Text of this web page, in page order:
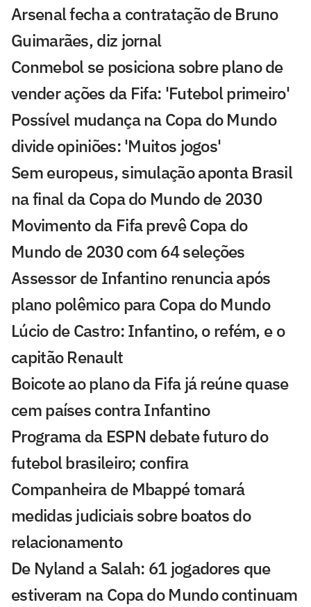
Arsenal fecha a contratação de Bruno
Guimarães, diz jornal
Conmebol se posiciona sobre plano de
vender ações da Fifa: 'Futebol primeiro'
Possível mudança na Copa do Mundo
divide opiniões: 'Muitos jogos'
Sem europeus, simulação aponta Brasil
na final da Copa do Mundo de 2030
Movimento da Fifa prevê Copa do
Mundo de 2030 com 64 seleções
Assessor de Infantino renuncia após
plano polêmico para Copa do Mundo
Lúcio de Castro: Infantino, o refém, e o
capitão Renault
Boicote ao plano da Fifa já reúne quase
cem países contra Infantino
Programa da ESPN debate futuro do
futebol brasileiro; confira
Companheira de Mbappé tomará
medidas judiciais sobre boatos do
relacionamento
De Nyland a Salah: 61 jogadores que
estiveram na Copa do Mundo continuam